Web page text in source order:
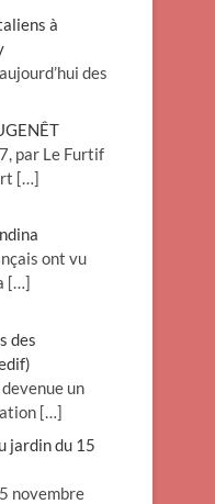
à
des
par Le Furtif
[…]
ont vu
[…]
des
un
[…]
jardin du 15
novembre